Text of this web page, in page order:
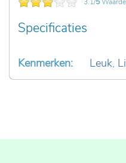
Specificaties
Kenmerken: Leuk,